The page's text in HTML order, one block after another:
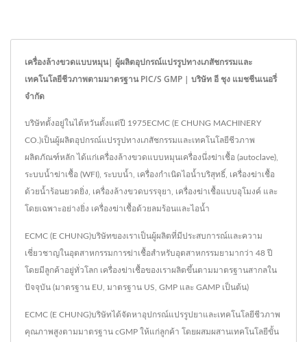
เครื่องล้างขวดแบบหมุน| ผู้ผลิตอุปกรณ์แปรรูปทางเภสัชกรรมและ
เทคโนโลยีชีวภาพตามมาตรฐาน PIC/S GMP | บริษัท อี ชุง แมชชีนเนอรี่
จำกัด
บริษัทตั้งอยู่ในไต้หวันตั้งแต่ปี 1975ECMC (E CHUNG MACHINERY
CO.)เป็นผู้ผลิตอุปกรณ์แปรรูปทางเภสัชกรรมและเทคโนโลยีชีวภาพ
ผลิตภัณฑ์หลัก ได้แก่เครื่องล้างขวดแบบหมุนเครื่องนึ่งฆ่าเชื้อ (autoclave),
ระบบน้ำฆ่าเชื้อ (WFI), ระบบน้ำ, เครื่องกำเนิดไอน้ำบริสุทธิ์, เครื่องฆ่าเชื้อ
ด้วยน้ำร้อนยวดยิ่ง, เครื่องล้างขวดบรรจุยา, เครื่องฆ่าเชื้อแบบอุโมงค์ และ
โดยเฉพาะอย่างยิ่ง เครื่องฆ่าเชื้อด้วยลมร้อนและไอน้ำ
ECMC (E CHUNG)บริษัทของเราเป็นผู้ผลิตที่มีประสบการณ์และความ
เชี่ยวชาญในอุตสาหกรรมการฆ่าเชื้อสำหรับอุตสาหกรรมยามากว่า 48 ปี
โดยมีลูกค้าอยู่ทั่วโลก เครื่องฆ่าเชื้อของเราผลิตขึ้นตามมาตรฐานสากลใน
ปัจจุบัน (มาตรฐาน EU, มาตรฐาน US, GMP และ GAMP เป็นต้น)
ECMC (E CHUNG)บริษัทได้จัดหาอุปกรณ์แปรรูปยาและเทคโนโลยีชีวภาพ
คุณภาพสูงตามมาตรฐาน cGMP ให้แก่ลูกค้า โดยผสมผสานเทคโนโลยีขั้น